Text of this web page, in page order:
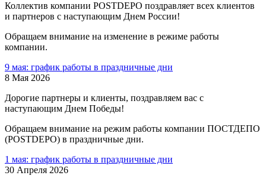
Коллектив компании POSTDEPO поздравляет всех клиентов
и партнеров с наступающим Днем России!
Обращаем внимание на изменение в режиме работы
компании.
9 мая: график работы в праздничные дни
8 Мая 2026
Дорогие партнеры и клиенты, поздравляем вас с
наступающим Днем Победы!
Обращаем внимание на режим работы компании ПОСТДЕПО
(POSTDEPO) в праздничные дни.
1 мая: график работы в праздничные дни
30 Апреля 2026